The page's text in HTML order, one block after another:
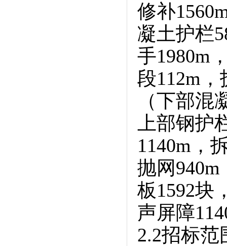
修补
凝土护栏
手1980m
段112m
（下部
上部钢
1140m，
抛网
板1592块
声屏障
2.2招标范